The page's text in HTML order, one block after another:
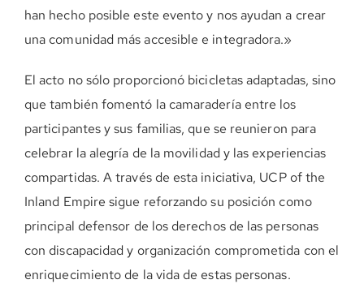
han hecho posible este evento y nos ayudan a crear
una comunidad más accesible e integradora.»
El acto no sólo proporcionó bicicletas adaptadas, sino
que también fomentó la camaradería entre los
participantes y sus familias, que se reunieron para
celebrar la alegría de la movilidad y las experiencias
compartidas. A través de esta iniciativa, UCP of the
Inland Empire sigue reforzando su posición como
principal defensor de los derechos de las personas
con discapacidad y organización comprometida con el
enriquecimiento de la vida de estas personas.